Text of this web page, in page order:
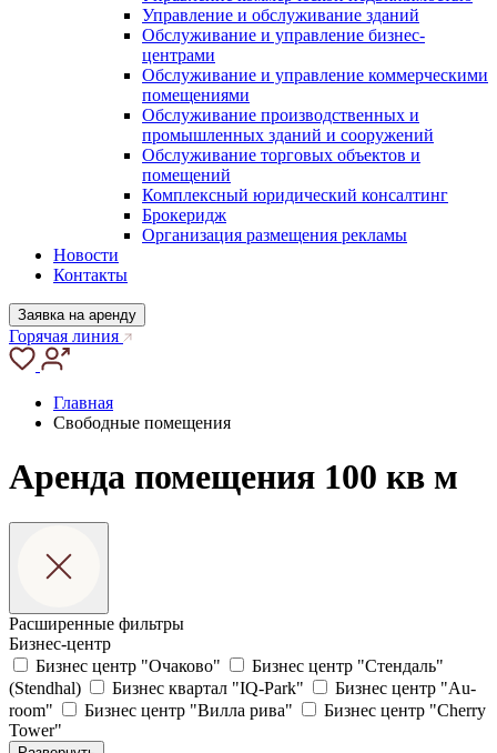
Управление и обслуживание зданий
Обслуживание и управление бизнес-
центрами
Обслуживание и управление коммерческими
помещениями
Обслуживание производственных и
промышленных зданий и сооружений
Обслуживание торговых объектов и
помещений
Комплексный юридический консалтинг
Брокеридж
Организация размещения рекламы
Новости
Контакты
Заявка на аренду
Горячая линия
Главная
Свободные помещения
Аренда помещения 100 кв м
Расширенные фильтры
Бизнес-центр
Бизнес центр "Очаково"
Бизнес центр "Стендаль"
(Stendhal)
Бизнес квартал "IQ-Park"
Бизнес центр "Au-
room"
Бизнес центр "Вилла рива"
Бизнес центр "Cherry
Tower"